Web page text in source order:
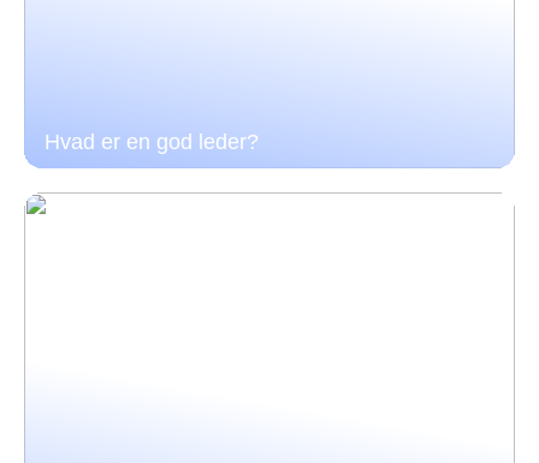
Hvad er en god leder?